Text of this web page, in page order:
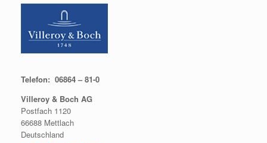
Telefon: 06864 – 81-0
Villeroy & Boch AG
Postfach 1120
66688 Mettlach
Deutschland